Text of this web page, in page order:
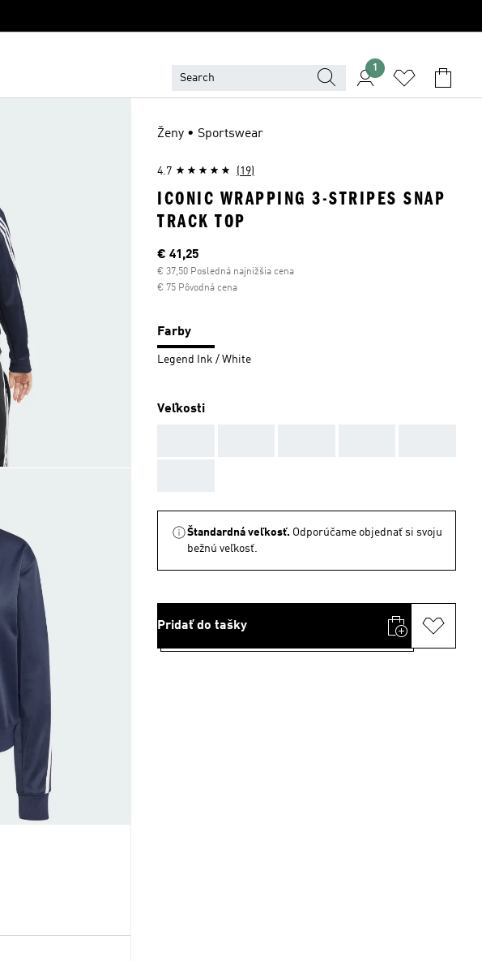
1
Ženy • Sportswear
4.7 (19)
ICONIC WRAPPING 3-STRIPES SNAP
TRACK TOP
Aktuálna cena
€ 41,25
€ 37,50 Posledná najnižšia cena
€ 75 Pôvodná cena
Farby
Legend Ink / White
Veľkosti
Štandardná veľkosť. Odporúčame objednať si svoju
bežnú veľkosť.
Pridať do tašky